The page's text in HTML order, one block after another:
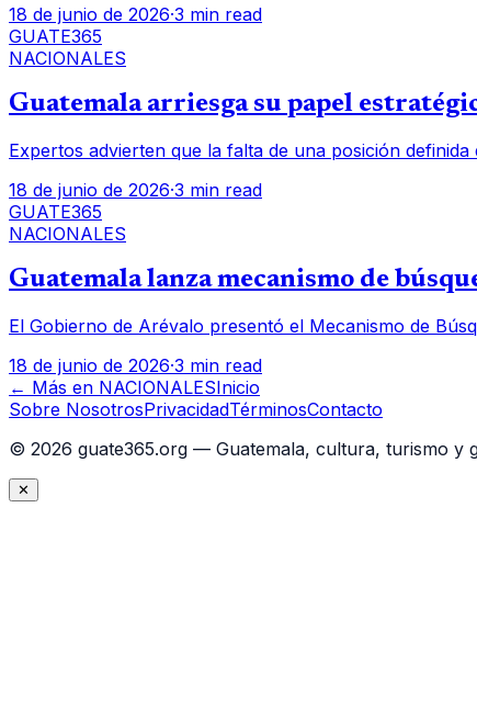
18 de junio de 2026·3 min read
GUATE365
NACIONALES
Guatemala arriesga su papel
Expertos advierten que la falta de una posición
18 de junio de 2026·3 min read
GUATE365
NACIONALES
Guatemala lanza mecanismo de
El Gobierno de Arévalo presentó el Mecanismo de
18 de junio de 2026·3 min read
← Más en NACIONALESInicio
Sobre NosotrosPrivacidadTérminosContacto
© 2026 guate365.org — Guatemala, cultura, turismo y
✕